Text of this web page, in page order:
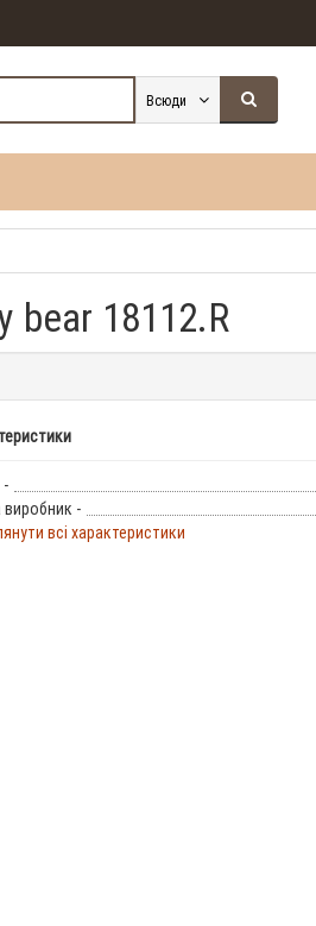
Всюди
bear 18112.R
виробник -
всі характеристики